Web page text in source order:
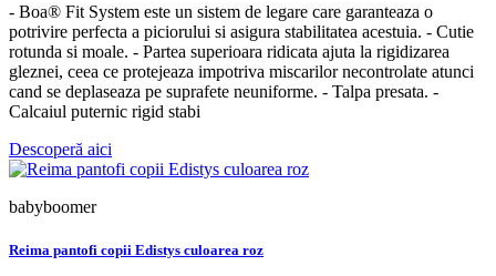
- Boa® Fit System este un sistem de legare care garanteaza o
potrivire perfecta a piciorului si asigura stabilitatea acestuia. - Cutie
rotunda si moale. - Partea superioara ridicata ajuta la rigidizarea
gleznei, ceea ce protejeaza impotriva miscarilor necontrolate atunci
cand se deplaseaza pe suprafete neuniforme. - Talpa presata. -
Calcaiul puternic rigid stabi
Descoperă aici
babyboomer
Reima pantofi copii Edistys culoarea roz